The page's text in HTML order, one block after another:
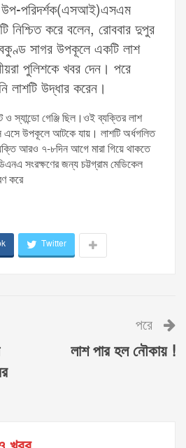
উপ-পরিদর্শক(এসআই)এসএম
নিশ্চিত করে বলেন, রোববার দুপুর
সাগর উপকূলে একটি লাশ
পুলিশকে খবর দেন। পরে
লাশটি উদ্ধার করেন।
ও স্যান্ডো গেঞ্জি ছিল।ওই ব্যক্তির লাশ
এসে উপকূলে আটকে যায়। লাশটি অর্ধগলিত
আরও ৭-৮দিন আগে মারা গিয়ে থাকতে
সংরক্ষণের জন্য চট্টগ্রাম মেডিকেল
করে
Twitter
পরে
লাশ পার হল নৌকায় !